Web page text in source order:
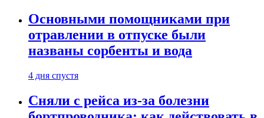
Основными помощниками при
отравлении в отпуске были
названы сорбенты и вода
4 дня спустя
Сняли с рейса из-за болезни